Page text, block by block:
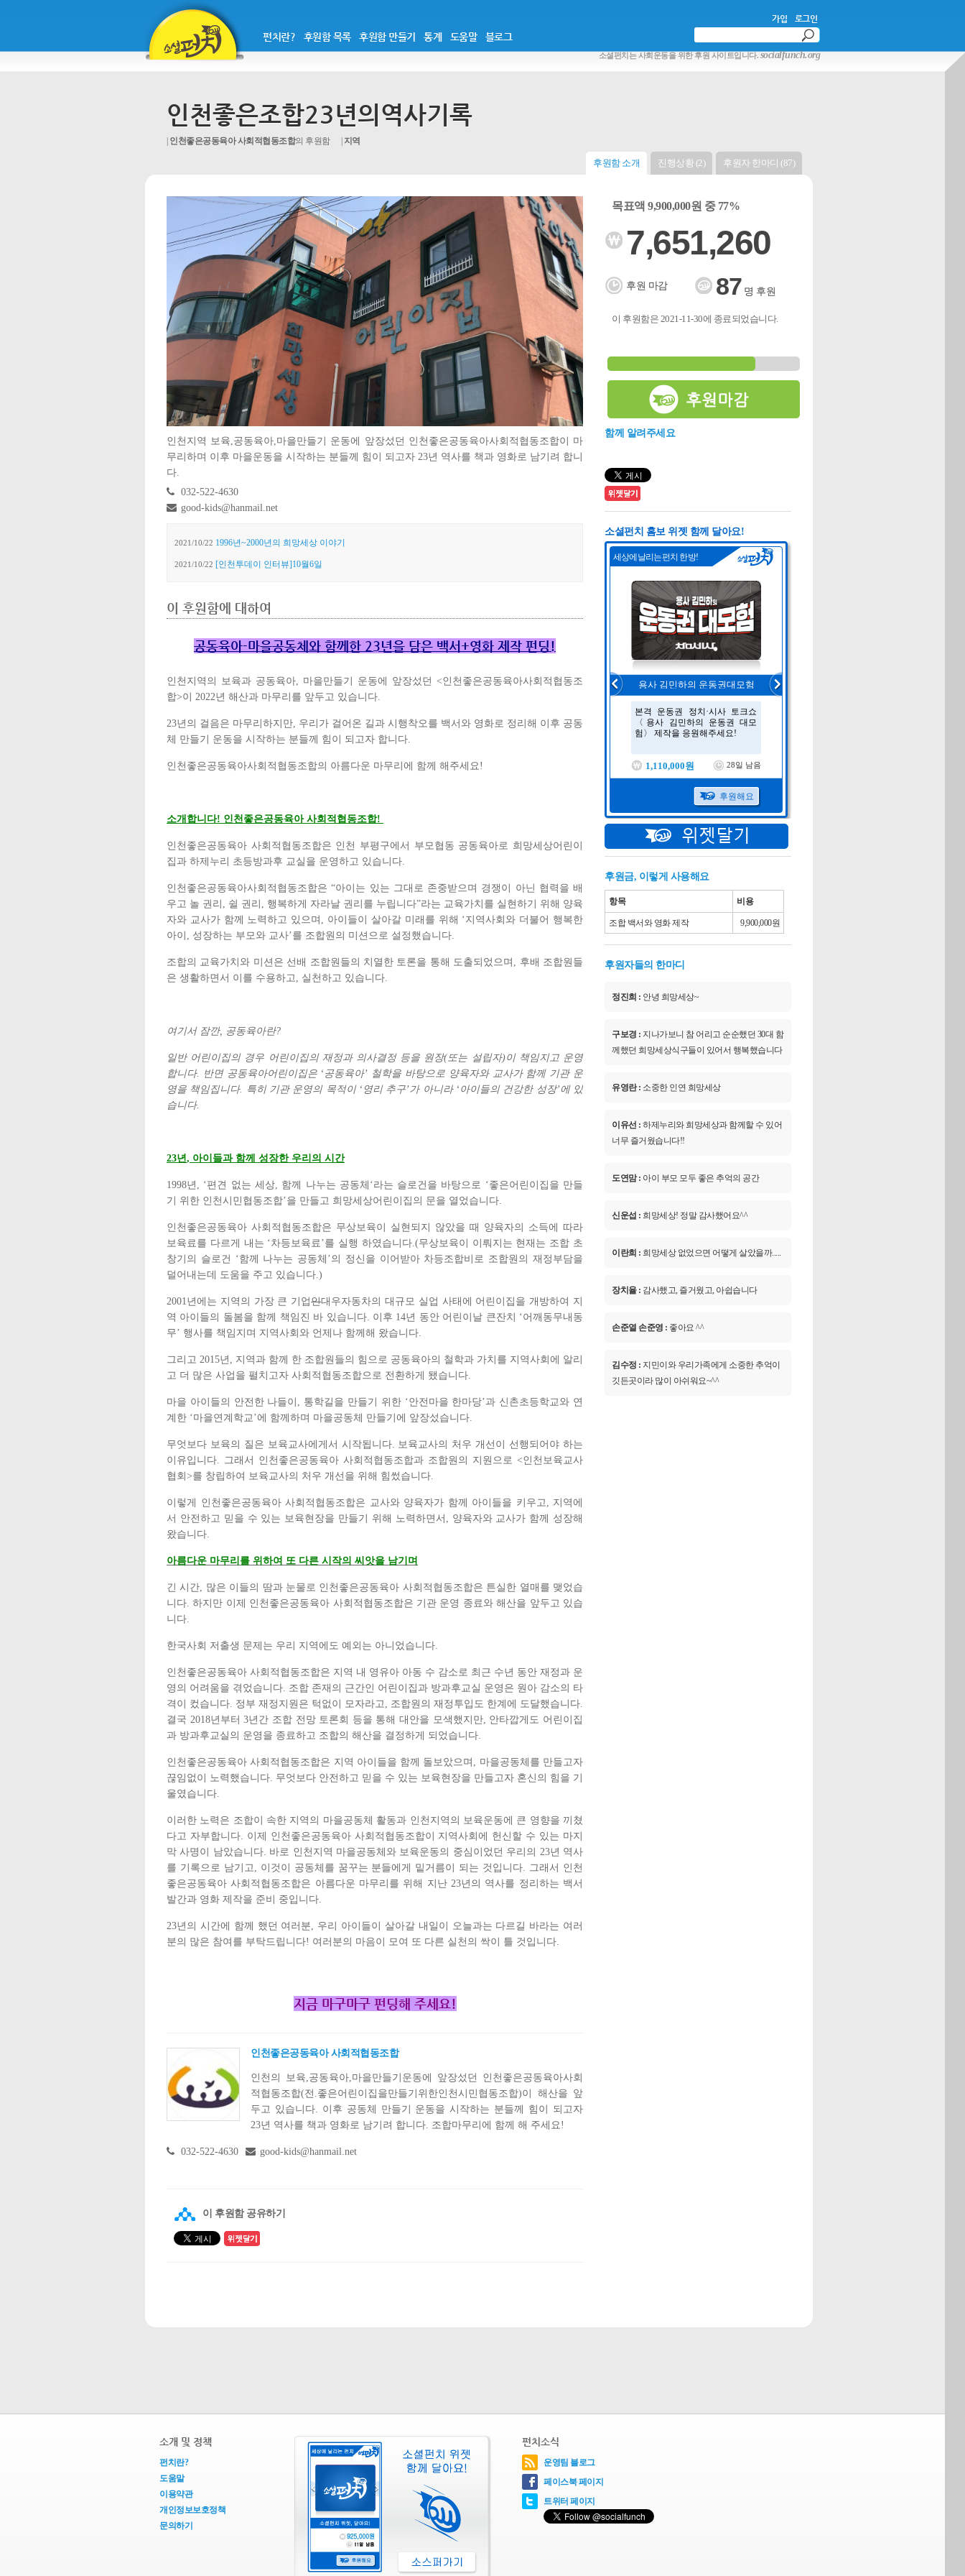
펀치란? 후원함 목록 후원함 만들기 통계 도움말 블로그
가입 로그인
소셜펀치는 사회운동을 위한 후원 사이트입니다. socialfunch.org
인천좋은조합23년의역사기록
인천좋은공동육아 사회적협동조합의 후원함 지역
후원함 소개 진행상황 (2) 후원자 한마디 (87)
목표액 9,900,000원 중 77%
7,651,260
후원 마감 87 명 후원
이 후원함은 2021-11-30에 종료되었습니다.
인천지역 보육,공동육아,마을만들기 운동에 앞장섰던 인천좋은공동육아사회적협동조합이 마
무리하며 이후 마을운동을 시작하는 분들께 힘이 되고자 23년 역사를 책과 영화로 남기려 합니
다.
032-522-4630
good-kids@hanmail.net
2021/10/22 1996년~2000년의 희망세상 이야기
2021/10/22 [인천투데이 인터뷰]10월6일
이 후원함에 대하여
공동육아-마을공동체와 함께한 23년을 담은 백서 +영화 제작 펀딩!
인천지역의 보육과 공동육아 마을만들기 운동에 앞장섰던 <인천좋은공동육아사회적협동조
합>이 2022년 해산과 마무리를 앞두고 있습니다
23년의 걸음은 마무리하지만 우리가 걸어온 길과 시행착오를 백서와 영화로 정리해 이후 공동
체 만들기 운동을 시작하는 분들께 힘이 되고자 합니다
인천좋은공동육아사회적협동조합의 아름다운 마무리에 함께 해주세요 !
소개합니다! 인천좋은공동육아 사회적협동조합!
인천좋은공동육아 사회적협동조합은 인천 부평구에서 부모협동 공동육아로 희망세상어린이
집과 하제누리 초등방과후 교실을 운영하고 있습니다
인천좋은공동육아사회적협동조합은“아이는 있는 그대로 존중받으며 경쟁이 아닌 협력을 배
우고 놀 권리
쉴 권리 행복하게 자라날 권리를 누립니다”라는 교육가치를 실현하기 위해 양육
자와 교사가 함께 노력하고 있으며
아이들이 살아갈 미래를 위해 ‘지역사회와 더불어 행복한
아이
성장하는 부모와 교사’를 조합원의 미션으로 설정했습니다
조합의 교육가치와 미션은 선배 조합원들의 치열한 토론을 통해 도출되었으며
후배 조합원들
은 생활하면서 이를 수용하고
실천하고 있습니다
여기서 잠깐, 공동육아란?
일반 어린이집의 경우 어린이집의 재정과 의사결정 등을 원장(또는 설립자)이 책임지고 운영
합니다. 반면 공동육아어린이집은 ‘ 공동육아’ 철학을 바탕으로 양육자와 교사가 함께 기관 운
영을 책임집니다. 특히 기관 운영의 목적이 ‘ 영리 추구’가 아니라 ‘ 아이들의 건강한 성장’에 있
습니다.
23년 , 아이들과 함께 성장한 우리의 시간
1998년 , ‘편견 없는 세상, 함께 나누는 공동체 ‘라는 슬로건을 바탕으로 ‘좋은어린이집을 만들
기 위한 인천시민협동조합’을 만들고 희망세상어린이집의 문을 열었습니다
인천좋은공동육아 사회적협동조합은 무상보육이 실현되지 않았을 때 양육자의 소득에 따라
보육료를 다르게 내는 ‘차등보육료 ’를 실행 하였습니다.(무상보육이 이뤄지는 현재는 조합 초
창기의 슬로건 ‘함께 나누는 공동체 ’의 정신을 이어받아 차등조합비로 조합원의 재정부담을
덜어내는데 도움을 주고 있습니다 .)
2001 년에는 지역의 가장 큰 기업인대우자동차의 대규모 실업 사태에 어린이집을 개방하여 지
역 아이들의 돌봄을 함께 책임진 바 있습니다. 이후 14년 동안 어린이날 큰잔치 ‘어깨동무내동
무’ 행사를 책임지며 지역사회와 언제나 함께해 왔습니다
그리고 2015년
지역과 함께 한 조합원들의 힘으로 공동육아의 철학과 가치를 지역사회에 알리
고 더 많은 사업을 펼치고자 사회적협동조합으로 전환하게 됐습니다
마을 아이들의 안전한 나들이 통학길을 만들기 위한 ‘안전마을 한마당’과 신촌초등학교와 연
계한 ‘마을연계학교 ’에 함께하며 마을공동체 만들기에 앞장섰습니다
무엇보다 보육의 질은 보육교사에게서 시작됩니다.
보육교사의 처우 개선이 선행되어야 하는
이유입니다
그래서 인천좋은공동육아 사회적협동조합과 조합원의 지원으로 <인천보육교사
협회>를 창립하여 보육교사의 처우 개선을 위해 힘썼습니다
이렇게 인천좋은공동육아 사회적협동조합은 교사와 양육자가 함께 아이들을 키우고
지역에
서 안전하고 믿을 수 있는 보육현장을 만들기 위해 노력하면서
양육자와 교사가 함께 성장해
왔습니다
아름다운 마무리를 위하여 또 다른 시작의 씨앗을 남기며
긴 시간
많은 이들의 땀과 눈물로 인천좋은공동육아 사회적협동조합은 튼실한 열매를 맺었습
니다 .하지만 이제 인천좋은공동육아 사회적협동조합은 기관 운영 종료와 해산을 앞두고 있습
니다
한국사회 저출생 문제는 우리 지역에도 예외는 아니었습니다
인천좋은공동육아 사회적협동조합은 지역 내 영유아 아동 수 감소로 최근 수년 동안 재정과 운
영의 어려움을 겪었습니다 조합 존재의 근간인 어린이집과 방과후교실 운영은 원아 감소의 타
격이 컸습니다 정부 재정지원은 턱없이 모자라고 조합원의 재정투입도 한계에 도달했습니다
결국 2018년부터3년간 조합 전망 토론회 등을 통해 대안을 모색했지만, 안타깝게도 어린이집
과 방과후교실의 운영을 종료하고 조합의 해산을 결정하게 되었습니다
인천좋은공동육아 사회적협동조합은 지역 아이들을 함께 돌보았으며
마을공동체를 만들고자
끊임없이 노력했습니다 무엇보다 안전하고 믿을 수 있는 보육현장을 만들고자 혼신의 힘을 기
울였습니다.
이러한 노력은 조합이 속한 지역의 마을공동체 활동과 인천지역의 보육운동에 큰 영향을 끼쳤
다고 자부합니다. 이제 인천좋은공동육아 사회적협동조합이 지역사회에 헌신할 수 있는 마지
막 사명이 남았습니다. 바로 인천지역 마을공동체와 보육운동의 중심이었던 우리의 23년 역사
를 기록으로 남기고
이것이 공동체를 꿈꾸는 분들에게 밑거름이 되는 것입니다
그래서 인천
좋은공동육아 사회적협동조합은 아름다운 마무리를 위해 지난 23년의 역사를 정리하는 백서
발간과 영화 제작을 준비 중입니다
23년의 시간에 함께 했던 여러분
우리 아이들이 살아갈 내일이 오늘과는 다르길 바라는 여러
분의 많은 참여를 부탁드립니다! 여러분의 마음이 모여 또 다른 실천의 싹이 틀 것입니다
지금 마구마구 펀딩해 주세요!
인천좋은공동육아 사회적협동조합
인천의 보육,공동육아,마을만들기운동에 앞장섰던 인천좋은공동육아사회
적협동조합(전.좋은어린이집을만들기위한인천시민협동조합)이 해산을 앞
두고 있습니다. 이후 공동체 만들기 운동을 시작하는 분들께 힘이 되고자
23년 역사를 책과 영화로 남기려 합니다. 조합마무리에 함께 해 주세요!
032-522-4630 good-kids@hanmail.net
이 후원함 공유하기
함께 알려주세요
소셜펀치 홈보 위젯 함께 달아요!
후원금, 이렇게 사용해요
항목 비용
조합 백서와 영화 제작 9,900,000원
후원자들의 한마디
정진희 : 안녕 희망세상~
구보경 : 지나가보니 참 어리고 순순했던 30대 함
께했던 희망세상식구들이 있어서 행복했습니다
유영란 : 소중한 인연 희망세상
이유선 : 하제누리와 희망세상과 함께할 수 있어
너무 즐거웠습니다!!
도연맘 : 아이 부모 모두 좋은 추억의 공간
신운섭 : 희망세상! 정말 감사했어요^^
이란희 : 희망세상 없었으면 어떻게 살았을까.....
장치율 : 감사했고, 즐거웠고, 아쉽습니다
손준열 손준영 : 좋아요 ^^
김수정 : 지민이와 우리가족에게 소중한 추억이
깃든곳이라 많이 아쉬워요~^^
소개 및 정책
펀치란?
도움말
이용약관
개인정보보호정책
문의하기
펀치소식
운영팀 블로그
페이스북 페이지
트위터 페이지